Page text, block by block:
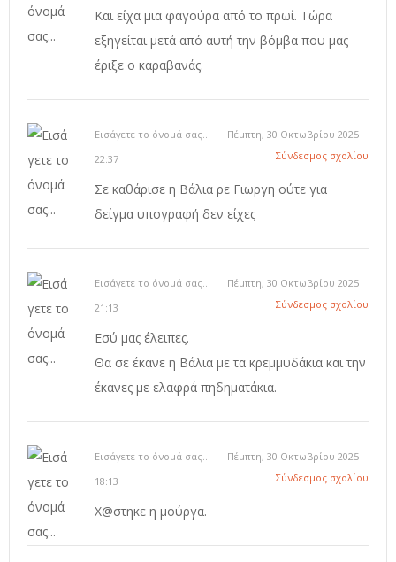
Και είχα μια φαγούρα από το πρωί. Τώρα
εξηγείται μετά από αυτή την βόμβα που μας
έριξε ο καραβανάς.
Εισάγετε το όνομά σας...
Πέμπτη, 30 Οκτωβρίου 2025
22:37
Σύνδεσμος σχολίου
Σε καθάρισε η Βάλια ρε Γιωργη ούτε για
δείγμα υπογραφή δεν είχες
Εισάγετε το όνομά σας...
Πέμπτη, 30 Οκτωβρίου 2025
21:13
Σύνδεσμος σχολίου
Εσύ μας έλειπες.
Θα σε έκανε η Βάλια με τα κρεμμυδάκια και την
έκανες με ελαφρά πηδηματάκια.
Εισάγετε το όνομά σας...
Πέμπτη, 30 Οκτωβρίου 2025
18:13
Σύνδεσμος σχολίου
Χ@στηκε η μούργα.